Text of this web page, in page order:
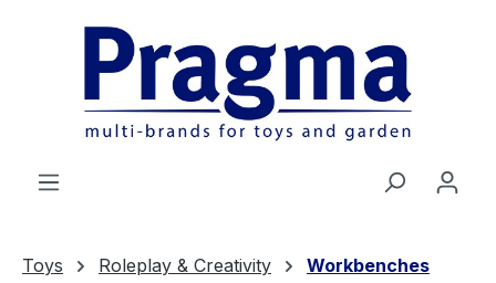
Ga naar de hoofdinhoud
Toys Roleplay & Creativity Workbenches